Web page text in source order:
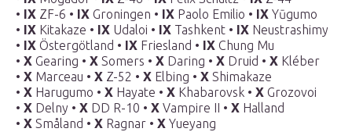
• IX ZF-6 • IX Groningen • IX Paolo Emilio • IX Yūgumo
• IX Kitakaze • IX Udaloi • IX Tashkent • IX Neustrashimy
• IX Östergötland • IX Friesland • IX Chung Mu
• X Gearing • X Somers • X Daring • X Druid • X Kléber
• X Marceau • X Z-52 • X Elbing • X Shimakaze
• X Harugumo • X Hayate • X Khabarovsk • X Grozovoi
• X Delny • X DD R-10 • X Vampire II • X Halland
• X Småland • X Ragnar • X Yueyang